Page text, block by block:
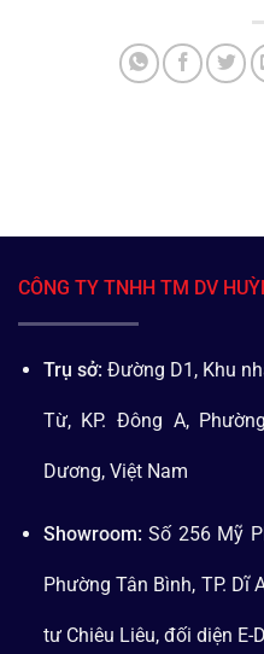
CÔNG TY TNHH TM DV
Trụ sở: Đường D1, Khu
Từ, KP. Đông A,
Dương, Việt Nam
Showroom: Số 256 Mỹ
Phường Tân Bình, TP. Dĩ
tư Chiêu Liêu, đối diện E-